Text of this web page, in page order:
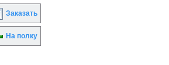
Заказать
На полку